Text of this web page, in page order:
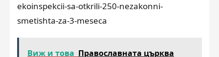
ekoinspekcii-sa-otkrili-250-nezakonni-
smetishta-za-3-meseca
Виж и това Православната църква